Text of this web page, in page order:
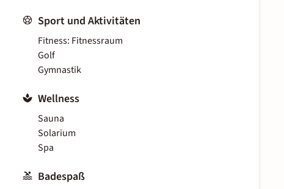
Sport und Aktivitäten
Fitness: Fitnessraum
Golf
Gymnastik
Wellness
Sauna
Solarium
Spa
Badespaß